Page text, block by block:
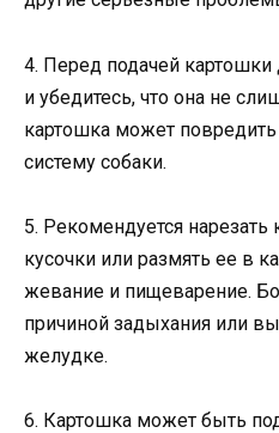
4. Перед подачей картошки
и убедитесь, что она не
картошка может
систему собаки.
5. Рекомендуется
кусочки или размять ее в
жевание и пищеварение.
причиной задыхания или
желудке.
6. Картошка может быть